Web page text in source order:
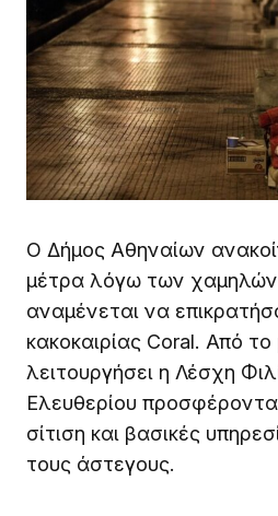
Ο Δήμος Αθηναίων
μέτρα λόγω των
αναμένεται να
κακοκαιρίας Coral. Από
λειτουργήσει η Λέσχη
Ελευθερίου
σίτιση και βασικές
τους άστεγους.